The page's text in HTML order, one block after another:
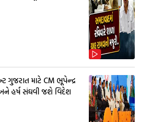
ગુજરાત માટે CM ભૂપેન્દ્ર
હર્ષ સંઘવી જશે વિદેશ